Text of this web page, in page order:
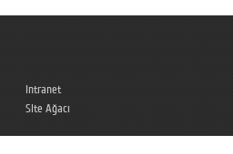
Intranet
Site Ağacı